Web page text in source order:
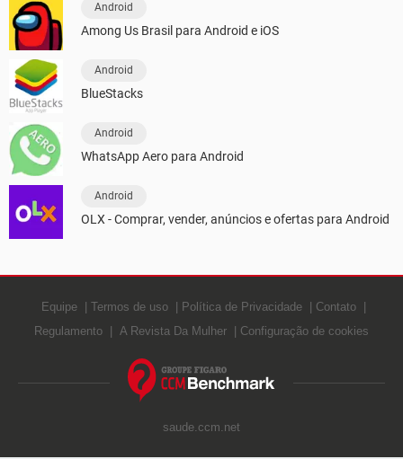
Android
Among Us Brasil para Android e iOS
Android
BlueStacks
Android
WhatsApp Aero para Android
Android
OLX - Comprar, vender, anúncios e ofertas para Android
Equipe Termos de uso Política de Privacidade
Contato
Regulamento
A Revista Da Mulher Configuração de cookies
saude.ccm.net